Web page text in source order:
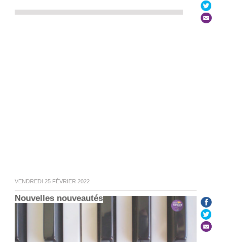
VENDREDI 25 FÉVRIER 2022
Nouvelles nouveautés